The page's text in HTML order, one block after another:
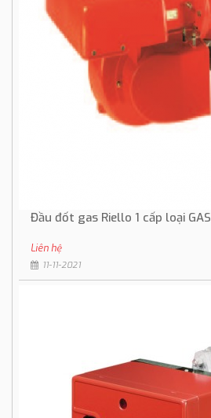
Đầu đốt gas Riello 1 cấp loại GAS
Liên hệ
11-11-2021